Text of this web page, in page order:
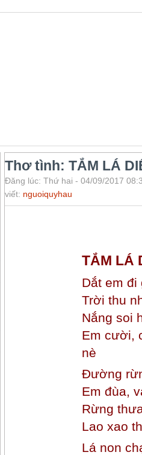
Thơ tình: TẮM LÁ
Đăng lúc: Thứ hai - 04/09/2017
viết: nguoiquyhau
TẮM LÁ
Dắt em
Trời thu
Nắng soi
Em cười,
nè
Đường
Em đùa,
Rừng
Lao xao
Lá non